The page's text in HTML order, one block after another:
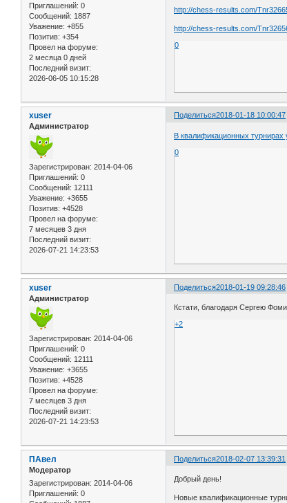
Приглашений: 0
Сообщений: 1887
Уважение: +855
Позитив: +354
Провел на форуме:
2 месяца 0 дней
Последний визит:
2026-06-05 10:15:28
http://chess-results.com/
http://chess-results.com/
0
Поделиться2018-01-18 10:00:47
xuser
Администратор
Зарегистрирован: 2014-04-06
Приглашений: 0
Сообщений: 12111
Уважение: +3655
Позитив: +4528
Провел на форуме:
7 месяцев 3 дня
Последний визит:
2026-07-21 14:23:53
В квалификационных турнирах
0
Поделиться2018-01-19 09:28:46
xuser
Администратор
Зарегистрирован: 2014-04-06
Приглашений: 0
Сообщений: 12111
Уважение: +3655
Позитив: +4528
Провел на форуме:
7 месяцев 3 дня
Последний визит:
2026-07-21 14:23:53
Кстати, благодаря Сергею
+2
Поделиться2018-02-07 13:39:31
ПАвел
Модератор
Зарегистрирован: 2014-04-06
Приглашений: 0
Добрый день!
Новые квалификационные